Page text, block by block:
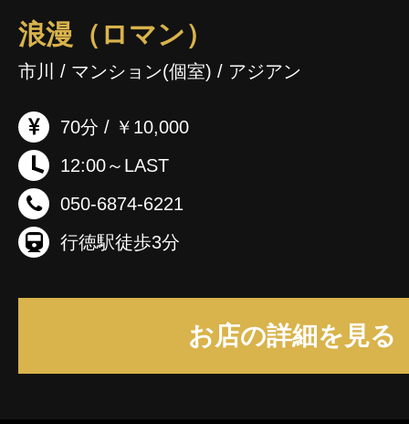
浪漫（ロマン）
市川 / マンション(個室) / アジアン
70分 / ￥10,000
12:00～LAST
050-6874-6221
行徳駅徒歩3分
お店の詳細を見る